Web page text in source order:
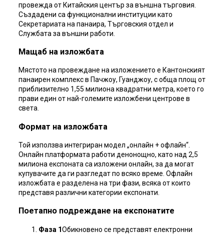
провежда от Китайския център за външна търговия.
Създадени са функционални институции като
Секретариата на панаира, Търговския отдел и
Службата за външни работи.
Мащаб на изложбата
Мястото на провеждане на изложението е Кантонският
панаирен комплекс в Пачжоу, Гуанджоу, с обща площ от
приблизително 1,55 милиона квадратни метра, което го
прави един от най-големите изложбени центрове в
света.
Формат на изложбата
Той използва интегриран модел „онлайн + офлайн“.
Онлайн платформата работи денонощно, като над 2,5
милиона експоната са изложени онлайн, за да могат
купувачите да ги разгледат по всяко време. Офлайн
изложбата е разделена на три фази, всяка от които
представя различни категории експонати.
Поетапно подреждане на експонатите
Фаза 1Обикновено се представят електронни